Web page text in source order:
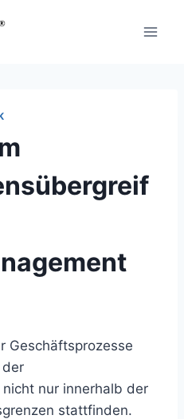
Geschäftsprozesse
nur innerhalb der
stattfinden.